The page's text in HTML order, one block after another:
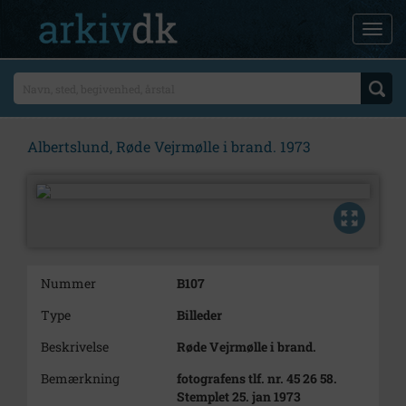
Albertslund, Røde Vejrmølle i brand. 1973
Nummer
B107
Type
Billeder
Beskrivelse
Røde Vejrmølle i brand.
Bemærkning
fotografens tlf. nr. 45 26 58.
Stemplet 25. jan 1973